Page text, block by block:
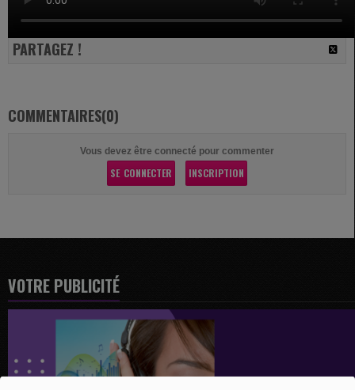
PARTAGEZ !
COMMENTAIRES(0)
Vous devez être connecté pour commenter
SE CONNECTER INSCRIPTION
VOTRE PUBLICITÉ